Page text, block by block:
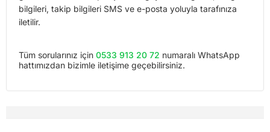
bilgileri, takip bilgileri SMS ve e-posta yoluyla tarafınıza
iletilir.
Tüm sorularınız için 0533 913 20 72 numaralı WhatsApp
hattımızdan bizimle iletişime geçebilirsiniz.